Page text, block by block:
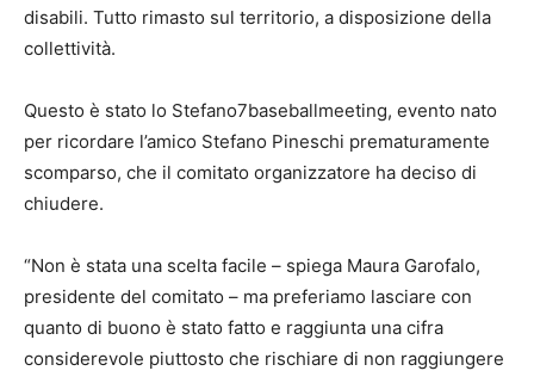
disabili. Tutto rimasto sul territorio, a disposizione della
collettività.
Questo è stato lo Stefano7baseballmeeting, evento nato
per ricordare l’amico Stefano Pineschi prematuramente
scomparso, che il comitato organizzatore ha deciso di
chiudere.
“Non è stata una scelta facile – spiega Maura Garofalo,
presidente del comitato – ma preferiamo lasciare con
quanto di buono è stato fatto e raggiunta una cifra
considerevole piuttosto che rischiare di non raggiungere